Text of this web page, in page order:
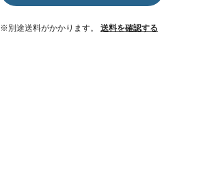
※別途送料がかかります。 送料を確認する